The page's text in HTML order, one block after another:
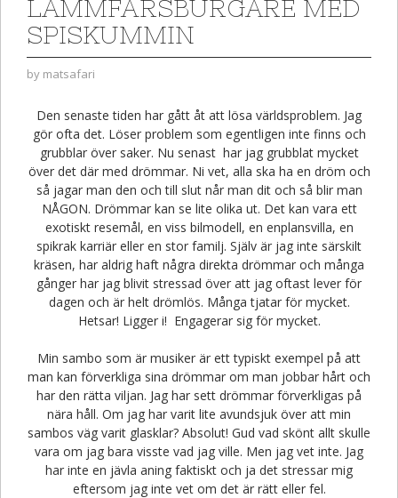
LAMMFÄRSBURGARE MED
SPISKUMMIN
by matsafari
Den senaste tiden har gått åt att lösa världsproblem. Jag
gör ofta det. Löser problem som egentligen inte finns och
grubblar över saker. Nu senast har jag grubblat mycket
över det där med drömmar. Ni vet, alla ska ha en dröm och
så jagar man den och till slut når man dit och så blir man
NÅGON. Drömmar kan se lite olika ut. Det kan vara ett
exotiskt resemål, en viss bilmodell, en enplansvilla, en
spikrak karriär eller en stor familj. Själv är jag inte särskilt
kräsen, har aldrig haft några direkta drömmar och många
gånger har jag blivit stressad över att jag oftast lever för
dagen och är helt drömlös. Många tjatar för mycket.
Hetsar! Ligger i! Engagerar sig för mycket.
Min sambo som är musiker är ett typiskt exempel på att
man kan förverkliga sina drömmar om man jobbar hårt och
har den rätta viljan. Jag har sett drömmar förverkligas på
nära håll. Om jag har varit lite avundsjuk över att min
sambos väg varit glasklar? Absolut! Gud vad skönt allt skulle
vara om jag bara visste vad jag ville. Men jag vet inte. Jag
har inte en jävla aning faktiskt och ja det stressar mig
eftersom jag inte vet om det är rätt eller fel.